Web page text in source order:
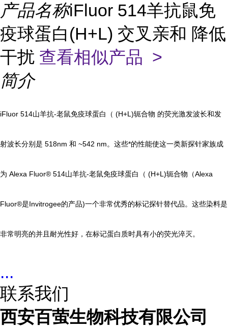
产品名称iFluor 514羊抗鼠免
疫球蛋白(H+L) 交叉亲和 降低
干扰 查看相似产品 >
简介
iFluor 514山羊抗-老鼠免疫球蛋白（ (H+L)轭合物 的荧光激发波长和发
射波长分别是 518nm 和 ~542 nm。这些*的性能使这一类新探针家族成
为 Alexa Fluor® 514山羊抗-老鼠免疫球蛋白（ (H+L)轭合物（Alexa
Fluor®是Invitrogee的产品)一个非常优秀的标记探针替代品。 这些染料是
非常明亮的并且耐光性好，在标记蛋白质时具有小的荧光淬灭。
...
联系我们
西安百萤生物科技有限公司